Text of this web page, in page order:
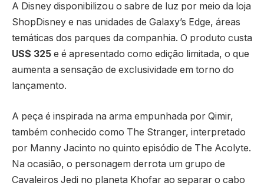
A Disney disponibilizou o sabre de luz por meio da loja
ShopDisney e nas unidades de Galaxy’s Edge, áreas
temáticas dos parques da companhia. O produto custa
US$ 325 e é apresentado como edição limitada, o que
aumenta a sensação de exclusividade em torno do
lançamento.
A peça é inspirada na arma empunhada por Qimir,
também conhecido como The Stranger, interpretado
por Manny Jacinto no quinto episódio de The Acolyte.
Na ocasião, o personagem derrota um grupo de
Cavaleiros Jedi no planeta Khofar ao separar o cabo